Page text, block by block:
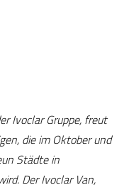
Ivoclar Gruppe, freut
die im Oktober und
Städte in
Der Ivoclar Van,